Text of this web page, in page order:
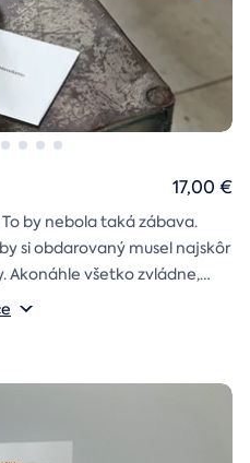
by nebola taká zábava.
si obdarovaný musel najskôr
Akonáhle všetko zvládne,
venováním.
cm
17,00 €